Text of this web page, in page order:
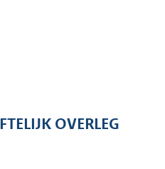
rOVERLEG